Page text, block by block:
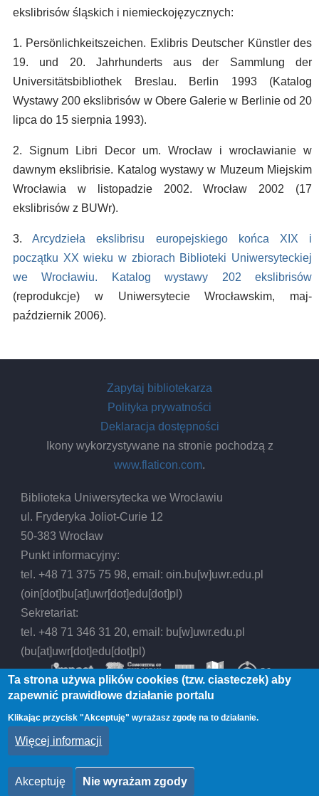
ekslibrisów śląskich i niemieckojęzycznych:
1. Persönlichkeitszeichen. Exlibris Deutscher Künstler des
19. und 20. Jahrhunderts aus der Sammlung der
Universitätsbibliothek Breslau. Berlin 1993 (Katalog
Wystawy 200 ekslibrisów w Obere Galerie w Berlinie od 20
lipca do 15 sierpnia 1993).
2. Signum Libri Decor um. Wrocław i wrocławianie w
dawnym ekslibrisie. Katalog wystawy w Muzeum Miejskim
Wrocławia w listopadzie 2002. Wrocław 2002 (17
ekslibrisów z BUWr).
3.Arcydzieła ekslibrisu europejskiego końca XIX i
początku XX wieku w zbiorach Biblioteki Uniwersyteckiej
we Wrocławiu. Katalog wystawy 202 ekslibrisów
(reprodukcje) w Uniwersytecie Wrocławskim, maj-
październik 2006).
Zapytaj bibliotekarza
Polityka prywatności
Deklaracja dostępności
Ikony wykorzystywane na stronie pochodzą z
www.flaticon.com.
Biblioteka Uniwersytecka we Wrocławiu
ul. Fryderyka Joliot-Curie 12
50-383 Wrocław
Punkt informacyjny:
tel. +48 71 375 75 98, email:oin.bu[w]uwr.edu.pl
(oin[dot]bu[at]uwr[dot]edu[dot]pl)
Sekretariat:
tel. +48 71 346 31 20, email: bu[w]uwr.edu.pl
(bu[at]uwr[dot]edu[dot]pl)
© 2026 Biblioteka Uniwersytecka we Wrocławiu,
All rights reserved.
Ta strona używa plików cookies (tzw. ciasteczek) aby
zapewnić prawidłowe działanie portalu
Klikając przycisk "Akceptuję" wyrażasz zgodę na to działanie.
Więcej informacji
Akceptuję Nie wyrażam zgody